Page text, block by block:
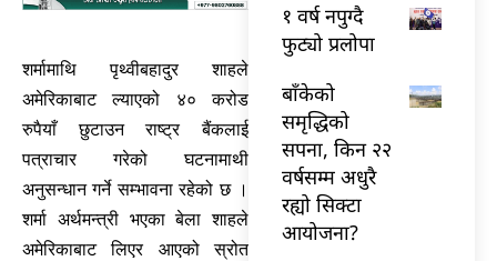
शर्मामाथि पृथ्वीबहादुर शाहले
अमेरिकाबाट ल्याएको ४० करोड
रुपैयाँ छुटाउन राष्ट्र बैंकलाई
पत्राचार गरेको घटनामाथी
अनुसन्धान गर्ने सम्भावना रहेको छ ।
शर्मा अर्थमन्त्री भएका बेला शाहले
अमेरिकाबाट लिएर आएको स्रोत
१ वर्ष नपुग्दै
फुट्यो प्रलोपा
बाँकेको
समृद्धिको
सपना, किन २२
वर्षसम्म अधुरै
रह्यो सिक्टा
आयोजना?